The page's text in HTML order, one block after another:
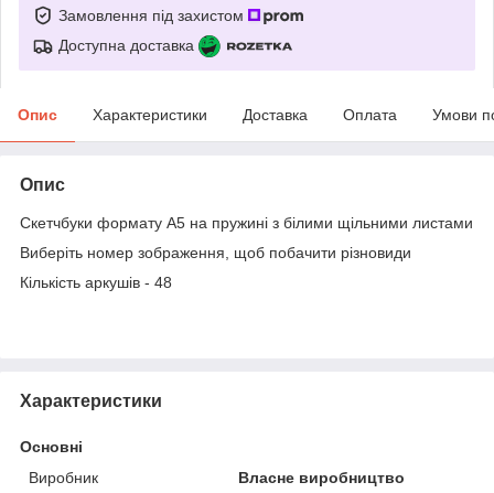
Замовлення під захистом
Доступна доставка
Опис Характеристики Доставка Оплата Умови
Опис
Скетчбуки формату А5 на пружині з білими щільними листами
Виберіть номер зображення, щоб побачити різновиди
Кількість аркушів - 48
Характеристики
Основні
Виробник
Власне виробництво